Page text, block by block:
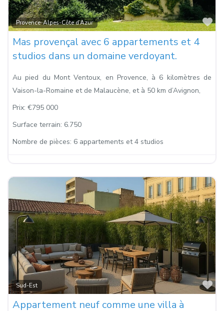
Provence-Alpes-Côte d’Azur
Mas provençal avec 6 appartements et 4
studios dans un domaine verdoyant.
Au pied du Mont Ventoux, en Provence, à 6 kilomètres de
Vaison-la-Romaine et de Malaucène, et à 50 km d’Avignon,
Prix: €795 000
Surface terrain: 6.750
Nombre de pièces: 6 appartements et 4 studios
Sud-Est
Appartement neuf comme une villa à